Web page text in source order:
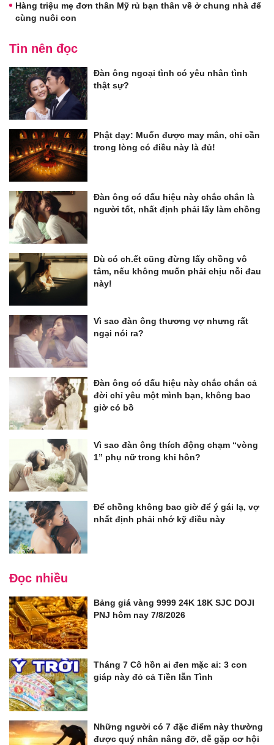
Hàng triệu mẹ đơn thân Mỹ rủ bạn thân về ở chung nhà để
cùng nuôi con
Tin nên đọc
Đàn ông ngoại tình có yêu nhân tình
thật sự?
Phật dạy: Muốn được may mắn, chỉ cần
trong lòng có điều này là đủ!
Đàn ông có dấu hiệu này chắc chắn là
người tốt, nhất định phải lấy làm chồng
Dù có ch.ết cũng đừng lấy chồng vô
tâm, nếu không muốn phải chịu nỗi đau
này!
Vì sao đàn ông thương vợ nhưng rất
ngại nói ra?
Đàn ông có dấu hiệu này chắc chắn cả
đời chỉ yêu một mình bạn, không bao
giờ có bồ
Vì sao đàn ông thích động chạm “vòng
1” phụ nữ trong khi hôn?
Để chồng không bao giờ để ý gái lạ, vợ
nhất định phải nhớ kỹ điều này
Đọc nhiều
Bảng giá vàng 9999 24K 18K SJC DOJI
PNJ hôm nay 7/8/2026
Tháng 7 Cô hồn ai đen mặc ai: 3 con
giáp này đỏ cả Tiền lẫn Tình
Những người có 7 đặc điểm này thường
được quý nhân nâng đỡ, dễ gặp cơ hội